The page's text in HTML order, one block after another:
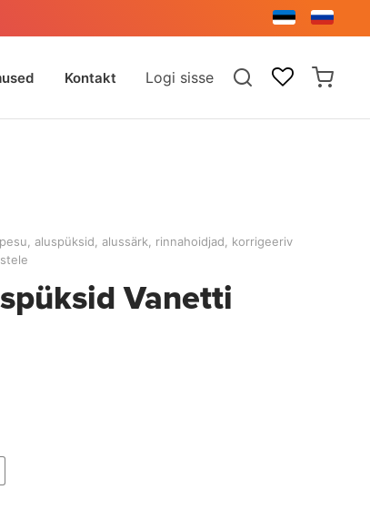
Kontakt Logi sisse
aluspüksid, alussärk, rinnahoidjad, korrigeeriv
Vanetti